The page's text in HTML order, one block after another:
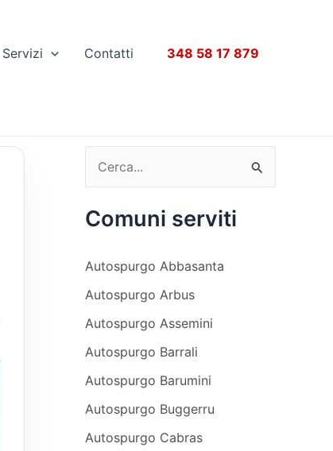
Servizi Contatti 348 58 17 879
r
a
:
Comuni serviti
Autospurgo Abbasanta
Autospurgo Arbus
Autospurgo Assemini
Autospurgo Barrali
Autospurgo Barumini
Autospurgo Buggerru
Autospurgo Cabras